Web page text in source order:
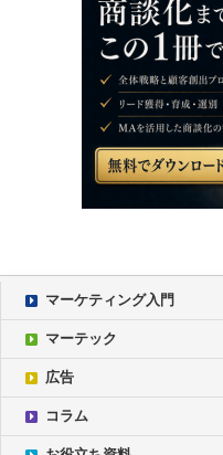
マーケティング入門
マーテック
広告
コラム